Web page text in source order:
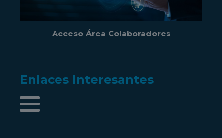
Acceso Área Colaboradores
Enlaces Interesantes